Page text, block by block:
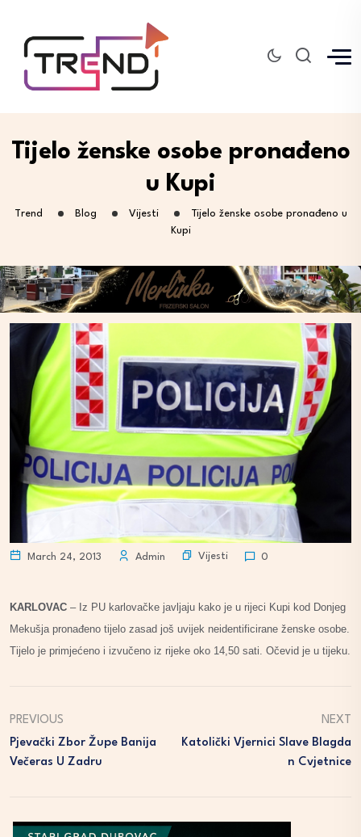
Tijelo ženske osobe pronađeno
u Kupi
Trend Blog Vijesti
Tijelo ženske osobe pronađeno u
Kupi
March 24, 2013 Admin Vijesti 0
KARLOVAC – Iz PU karlovačke javljaju kako je u rijeci Kupi kod Donjeg
Mekušja pronađeno tijelo zasad još uvijek neidentificirane ženske osobe.
Tijelo je primjećeno i izvučeno iz rijeke oko 14,50 sati. Očevid je u tijeku.
PREVIOUS
Pjevački Zbor Župe Banija
Večeras U Zadru
NEXT
Katolički Vjernici Slave Blagda
N Cvjetnice